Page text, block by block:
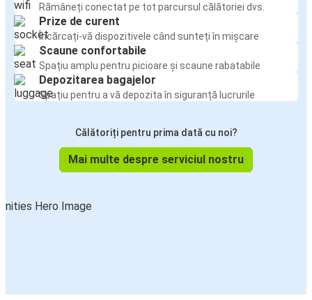
Rămâneți conectat pe tot parcursul călătoriei dvs.
Prize de curent
Încărcați-vă dispozitivele când sunteți în mișcare
Scaune confortabile
Spațiu amplu pentru picioare și scaune rabatabile
Depozitarea bagajelor
Spațiu pentru a vă depozita în siguranță lucrurile
Călătoriți pentru prima dată cu noi?
Mai multe despre serviciul nostru